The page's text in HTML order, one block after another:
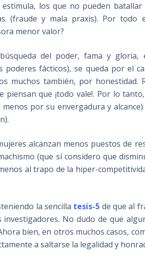
los que no pueden
(fraude y mala praxis). Por todo
menor valor?
del poder, fama y gloria,
fácticos), se queda por el
muchos también, por honestidad.
que ¡todo vale!. Por lo
por su envergadura y
alcanzan menos puestos de
(que sí considero que
al trapo de la hiper-
la sencilla tesis-5 de que al
No dudo de que
bien, en otros muchos casos,
a saltarse la legalidad y